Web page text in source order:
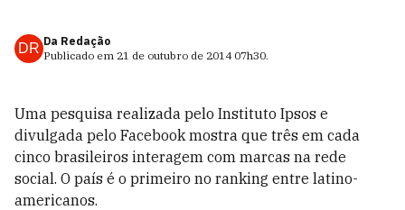
DR Da Redação
Publicado em 21 de outubro de 2014 07h30.
Uma pesquisa realizada pelo Instituto Ipsos e
divulgada pelo Facebook mostra que três em cada
cinco brasileiros interagem com marcas na rede
social. O país é o primeiro no ranking entre latino-
americanos.